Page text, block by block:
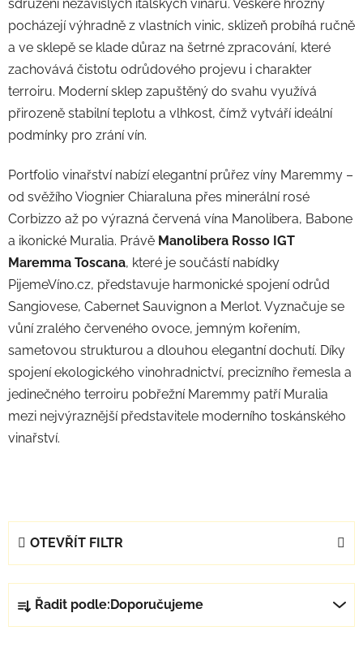
sdružení nezávislých italských vinařů. Veškeré hrozny
pocházejí výhradně z vlastních vinic, sklizeň probíhá ručně
a ve sklepě se klade důraz na šetrné zpracování, které
zachovává čistotu odrůdového projevu i charakter
terroiru. Moderní sklep zapuštěný do svahu využívá
přirozeně stabilní teplotu a vlhkost, čímž vytváří ideální
podmínky pro zrání vín.
Portfolio vinařství nabízí elegantní průřez víny Maremmy –
od svěžího Viognier Chiaraluna přes minerální rosé
Corbizzo až po výrazná červená vína Manolibera, Babone
a ikonické Muralia. Právě Manolibera Rosso IGT
Maremma Toscana, které je součástí nabídky
PijemeVíno.cz, představuje harmonické spojení odrůd
Sangiovese, Cabernet Sauvignon a Merlot. Vyznačuje se
vůní zralého červeného ovoce, jemným kořením,
sametovou strukturou a dlouhou elegantní dochutí. Díky
spojení ekologického vinohradnictví, precizního řemesla a
jedinečného terroiru pobřežní Maremmy patří Muralia
mezi nejvýraznější představitele moderního toskánského
vinařství.
OTEVŘÍT FILTR
a
z
Řadit podle: Doporučujeme